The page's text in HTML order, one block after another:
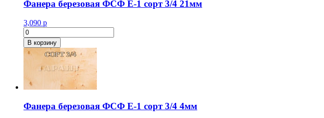
Фанера березовая ФСФ Е-1 сорт 3/4 21мм
3,090 р
Количество
товара
Фанера
березовая
ФСФ
сорт
3/4
21мм
В корзину
Фанера березовая ФСФ Е-1 сорт 3/4 4мм